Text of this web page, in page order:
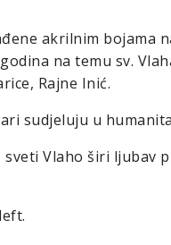
akrilnim bojama
na temu sv.
Rajne Inić.
sudjeluju u
sveti Vlaho širi ljubav